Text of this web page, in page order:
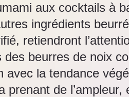
aux cocktails à
ingrédients
retiendront
des beurres de noix
avec la tendance
prenant de